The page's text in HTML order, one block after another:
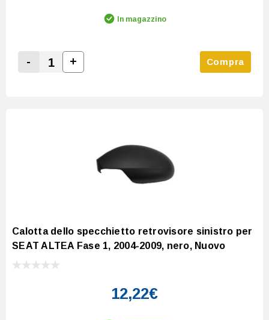
In magazzino
Decrease Quantity:
-
Increase Quantity:
+ Compra
Calotta dello specchietto retrovisore sinistro per
SEAT ALTEA Fase 1, 2004-2009, nero, Nuovo
12,22€